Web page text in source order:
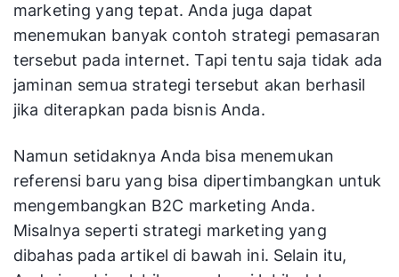
marketing yang tepat. Anda juga dapat
menemukan banyak contoh strategi pemasaran
tersebut pada internet. Tapi tentu saja tidak ada
jaminan semua strategi tersebut akan berhasil
jika diterapkan pada bisnis Anda.
Namun setidaknya Anda bisa menemukan
referensi baru yang bisa dipertimbangkan untuk
mengembangkan B2C marketing Anda.
Misalnya seperti strategi marketing yang
dibahas pada artikel di bawah ini. Selain itu,